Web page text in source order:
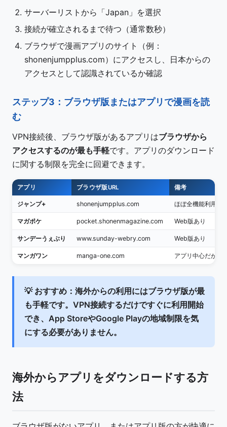
サーバーリストから「Japan」を選択
接続が確立されるまで待つ（通常数秒）
ブラウザで漫画アプリのサイト（例：
shonenjumpplus.com）にアクセスし、日本からの
アクセスとして認識されているか確認
ステップ3：ブラウザ版またはアプリで漫画を読
む
VPN接続後、ブラウザ版があるアプリはブラウザから
アクセスするのが最も手軽です。アプリのダウンロード
に関する制限を完全に回避できます。
アプリ ブラウザ版URL 備考
ジャンプ+ shonenjumpplus.com ほぼ全機能利用可
マガポケ pocket.shonenmagazine.com Web版あり
サンデーうぇぶり www.sunday-webry.com Web版あり
マンガワン manga-one.com アプリ中心だが
💡 おすすめ： 海外からの利用にはブラウザ版が最
も手軽です。VPN接続するだけですぐに利用開始
でき、App StoreやGoogle Playの地域制限を気
にする必要がありません。
海外からアプリをダウンロードする方
法